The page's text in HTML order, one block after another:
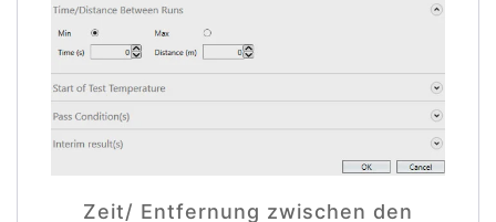
Zeit/ Entfernung zwischen den